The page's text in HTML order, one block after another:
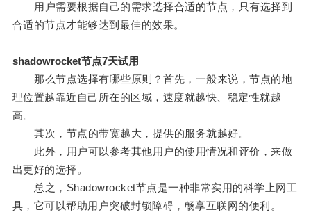
用户需要根据自己的需求选择合适的节点，只有选择到
合适的节点才能够达到最佳的效果。
shadowrocket节点7天试用
那么节点选择有哪些原则？首先，一般来说，节点的地
理位置越靠近自己所在的区域，速度就越快、稳定性就越
高。
其次，节点的带宽越大，提供的服务就越好。
此外，用户可以参考其他用户的使用情况和评价，来做
出更好的选择。
总之，Shadowrocket节点是一种非常实用的科学上网工
具，它可以帮助用户突破封锁障碍，畅享互联网的便利。